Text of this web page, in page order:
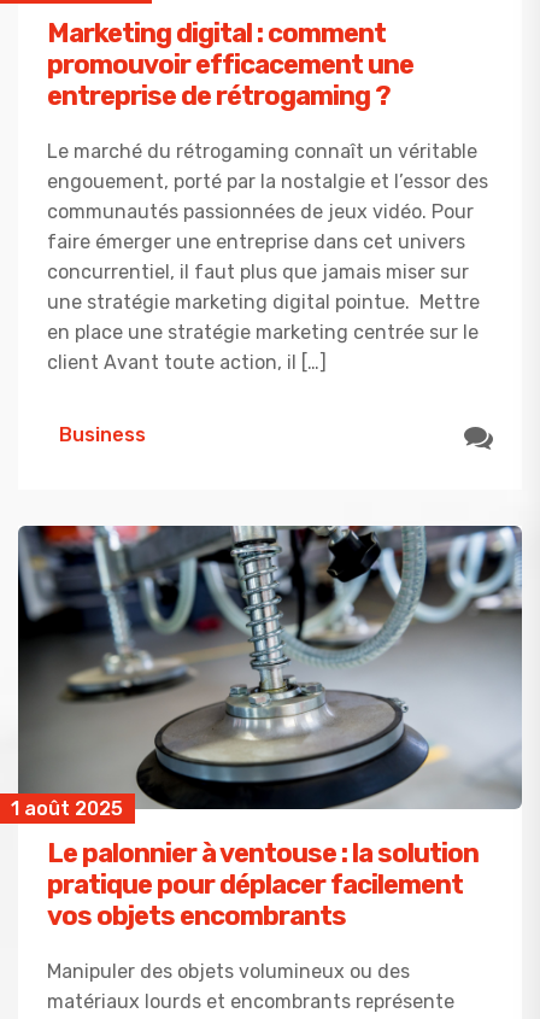
Marketing digital : comment
promouvoir efficacement une
entreprise de rétrogaming ?
Le marché du rétrogaming connaît un véritable
engouement, porté par la nostalgie et l’essor des
communautés passionnées de jeux vidéo. Pour
faire émerger une entreprise dans cet univers
concurrentiel, il faut plus que jamais miser sur
une stratégie marketing digital pointue. Mettre
en place une stratégie marketing centrée sur le
client Avant toute action, il […]
Business
1 août 2025
Le palonnier à ventouse : la solution
pratique pour déplacer facilement
vos objets encombrants
Manipuler des objets volumineux ou des
matériaux lourds et encombrants représente